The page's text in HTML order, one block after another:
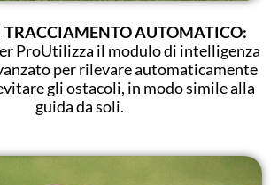
TRACCIAMENTO AUTOMATICO:
ProUtilizza il modulo di intelligenza
per rilevare automaticamente
gli ostacoli, in modo simile alla
guida da soli.